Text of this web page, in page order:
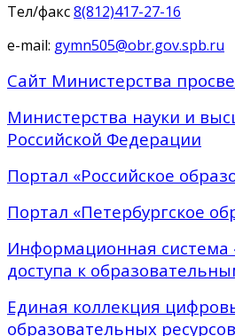
Тел/факс8(812)417-27-16
e-mail: gymn505@obr.gov.spb.ru
Сайт Министерства
Министерства науки и
Российской Федерации
Портал «Российское
Портал «Петербургское
Информационная система
доступа к
Единая коллекция
образовательных ресурсов